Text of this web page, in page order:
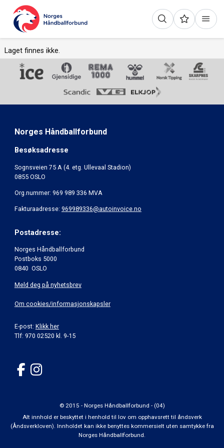
Laget finnes ikke.
Norges Håndballforbund
Besøksadresse
Sognsveien 75 A (4. etg. Ullevaal Stadion)
0855 OSLO
Org.nummer: 969 989 336 MVA
Fakturaadresse: 969989336@autoinvoice.no
Postadresse:
Norges Håndballforbund
Postboks 5000
0840 OSLO
Meld deg på nyhetsbrev
Om cookies/informasjonskapsler
E-post: Klikk her
Tlf: 970 02520 kl. 9-15
© 2015 - Norges Håndballforbund - (04)
Alt innhold er beskyttet i henhold til lov om opphavsrett til åndsverk
(Åndsverkloven). Innholdet kan ikke benyttes kommersielt uten samtykke fra
Norges Håndballforbund.